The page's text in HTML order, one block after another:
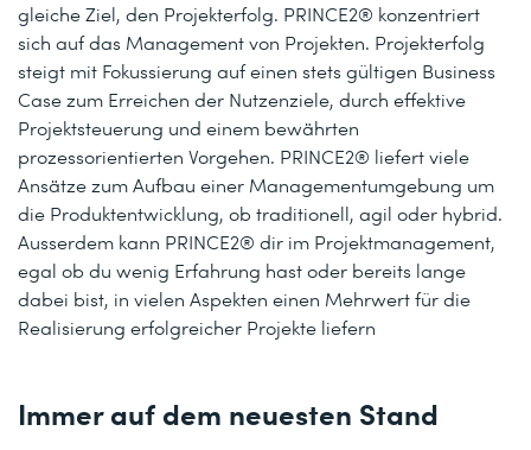
gleiche Ziel, den Projekterfolg. PRINCE2® konzentriert
sich auf das Management von Projekten. Projekterfolg
steigt mit Fokussierung auf einen stets gültigen Business
Case zum Erreichen der Nutzenziele, durch effektive
Projektsteuerung und einem bewährten
prozessorientierten Vorgehen. PRINCE2® liefert viele
Ansätze zum Aufbau einer Managementumgebung um
die Produktentwicklung, ob traditionell, agil oder hybrid.
Ausserdem kann PRINCE2® dir im Projektmanagement,
egal ob du wenig Erfahrung hast oder bereits lange
dabei bist, in vielen Aspekten einen Mehrwert für die
Realisierung erfolgreicher Projekte liefern
Immer auf dem neuesten Stand